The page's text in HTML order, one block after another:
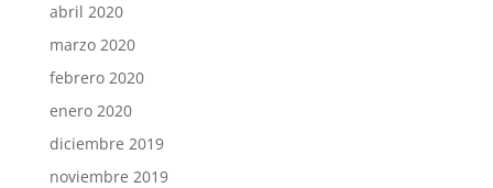
abril 2020
marzo 2020
febrero 2020
enero 2020
diciembre 2019
noviembre 2019